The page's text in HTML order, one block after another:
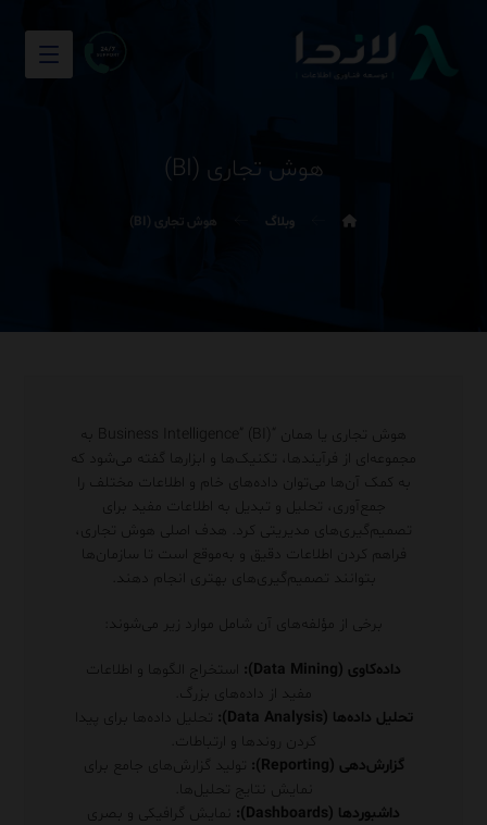
هوش تجاری (BI)
وبلاگ هوش تجاری (BI)
هوش تجاری یا همان “Business Intelligence” (BI) به
مجموعه‌ای از فرآیندها، تکنیک‌ها و ابزارها گفته می‌شود که
به کمک آن‌ها می‌توان داده‌های خام و اطلاعات مختلف را
جمع‌آوری، تحلیل و تبدیل به اطلاعات مفید برای
تصمیم‌گیری‌های مدیریتی کرد. هدف اصلی هوش تجاری،
فراهم کردن اطلاعات دقیق و به‌موقع است تا سازمان‌ها
بتوانند تصمیم‌گیری‌های بهتری انجام دهند.
برخی از مؤلفه‌های آن شامل موارد زیر می‌شوند:
داده‌کاوی (Data Mining):
استخراج الگوها و اطلاعات
مفید از داده‌های بزرگ.
تحلیل داده‌ها (Data Analysis):
تحلیل داده‌ها برای پیدا
کردن روندها و ارتباطات.
گزارش‌دهی (Reporting):
تولید گزارش‌های جامع برای
نمایش نتایج تحلیل‌ها.
داشبوردها (Dashboards):
نمایش گرافیکی و بصری